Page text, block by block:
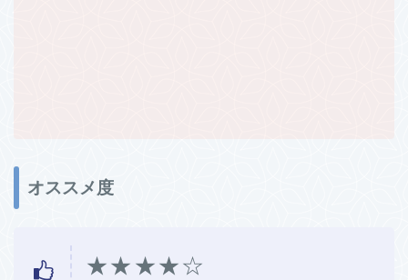
オススメ度
★★★★☆